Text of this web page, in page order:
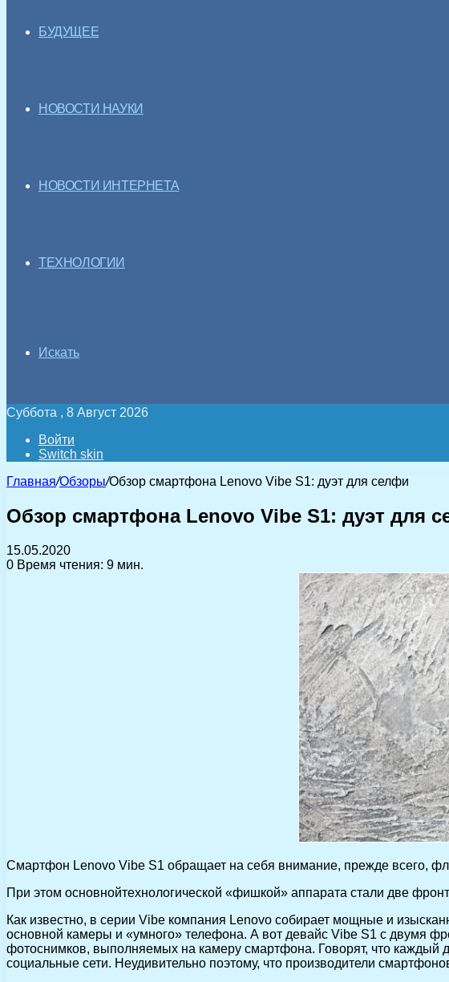
БУДУЩЕЕ
НОВОСТИ НАУКИ
НОВОСТИ ИНТЕРНЕТА
ТЕХНОЛОГИИ
Искать
Суббота , 8 Август 2026
Войти
Switch skin
Главная/Обзоры/Обзор смартфона Lenovo Vibe S1: дуэт для селфи
Обзор смартфона Lenovo Vibe S1: дуэт для
15.05.2020
0 Время чтения: 9 мин.
Смартфон Lenovo Vibe S1 обращает на себя внимание, прежде всего,
При этом основнойтехнологической «фишкой» аппарата стали две
Как известно, в серии Vibe компания Lenovo собирает мощные и
основной камеры и «умного» телефона. А вот девайс Vibe S1 с двумя
фотоснимков, выполняемых на камеру смартфона. Говорят, что каждый
социальные сети. Неудивительно поэтому, что производители